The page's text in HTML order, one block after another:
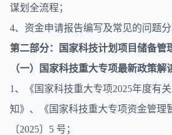
谋划全流程；
4、资金申请报告编写及常见的问题分
第二部分：国家科技计划项目储备管
（一）国家科技重大专项最新政策解
1、《国家科技重大专项2025年度有
知》、《国家科技重大专项资金管理
〔2025〕5 号；